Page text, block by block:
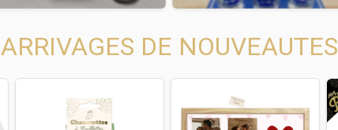
ARRIVAGES DE NOUVEAUTES